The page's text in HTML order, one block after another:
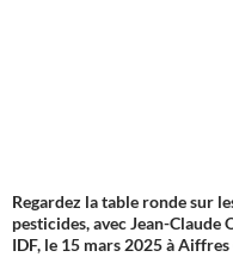
Regardez la table ronde sur
pesticides, avec Jean-
IDF, le 15 mars 2025 à Aiffres